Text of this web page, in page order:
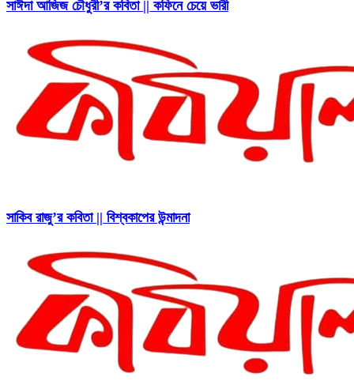
সাঈদা আজিজ চৌধুরী’র কবিতা || কফিনে চেয়ে ভারী
সাকিব রাজু’র কবিতা || বিশ্বকাপের উন্মাদনা